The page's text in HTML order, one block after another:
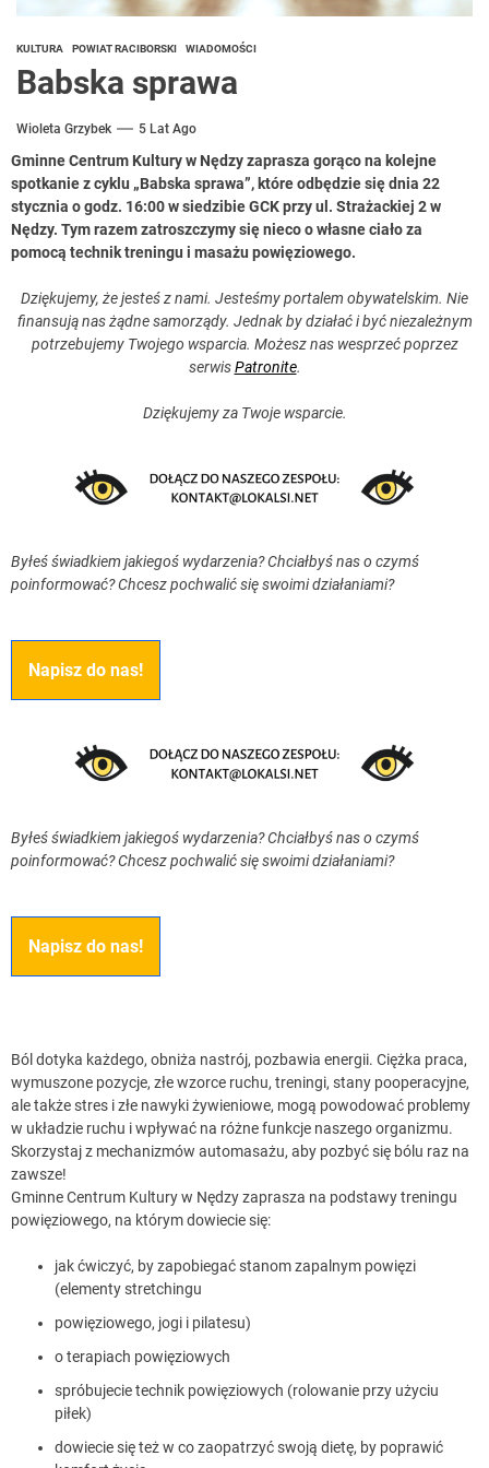
KULTURA POWIAT RACIBORSKI WIADOMOŚCI
Babska sprawa
Wioleta Grzybek 5 Lat Ago
Gminne Centrum Kultury w Nędzy zaprasza gorąco na kolejne
spotkanie z cyklu „Babska sprawa”, które odbędzie się dnia 22
stycznia o godz. 16:00 w siedzibie GCK przy ul. Strażackiej 2 w
Nędzy. Tym razem zatroszczymy się nieco o własne ciało za
pomocą technik treningu i masażu powięziowego.
Dziękujemy, że jesteś z nami. Jesteśmy portalem obywatelskim. Nie
finansują nas żądne samorządy. Jednak by działać i być niezależnym
potrzebujemy Twojego wsparcia. Możesz nas wesprzeć poprzez
serwisPatronite.
Dziękujemy za Twoje wsparcie.
Byłeś świadkiem jakiegoś wydarzenia? Chciałbyś nas o czymś
poinformować? Chcesz pochwalić się swoimi działaniami?
Napisz do nas!
Byłeś świadkiem jakiegoś wydarzenia? Chciałbyś nas o czymś
poinformować? Chcesz pochwalić się swoimi działaniami?
Napisz do nas!
Ból dotyka każdego, obniża nastrój, pozbawia energii. Ciężka praca,
wymuszone pozycje, złe wzorce ruchu, treningi, stany pooperacyjne,
ale także stres i złe nawyki żywieniowe, mogą powodować problemy
w układzie ruchu i wpływać na różne funkcje naszego organizmu.
Skorzystaj z mechanizmów automasażu, aby pozbyć się bólu raz na
zawsze!
Gminne Centrum Kultury w Nędzy zaprasza na podstawy treningu
powięziowego, na którym dowiecie się:
jak ćwiczyć, by zapobiegać stanom zapalnym powięzi
(elementy stretchingu
powięziowego, jogi i pilatesu)
o terapiach powięziowych
spróbujecie technik powięziowych (rolowanie przy użyciu
piłek)
dowiecie się też w co zaopatrzyć swoją dietę, by poprawić